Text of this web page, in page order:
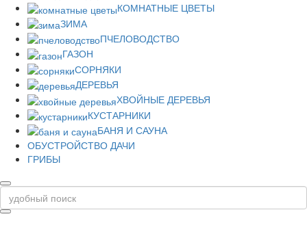
КОМНАТНЫЕ ЦВЕТЫ
ЗИМА
ПЧЕЛОВОДСТВО
ГАЗОН
СОРНЯКИ
ДЕРЕВЬЯ
ХВОЙНЫЕ ДЕРЕВЬЯ
КУСТАРНИКИ
БАНЯ И САУНА
ОБУСТРОЙСТВО ДАЧИ
ГРИБЫ